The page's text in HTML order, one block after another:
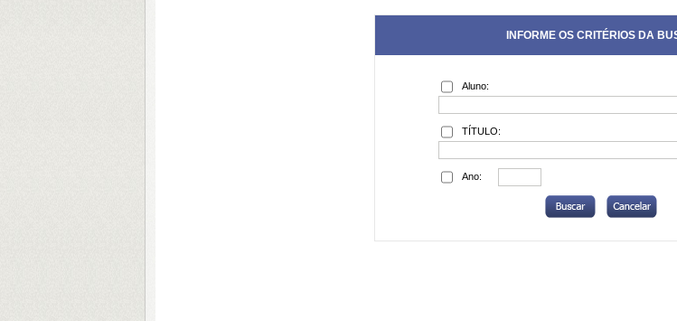
INFORME OS CRITÉRIOS DA
Aluno:
TÍTULO:
Ano: